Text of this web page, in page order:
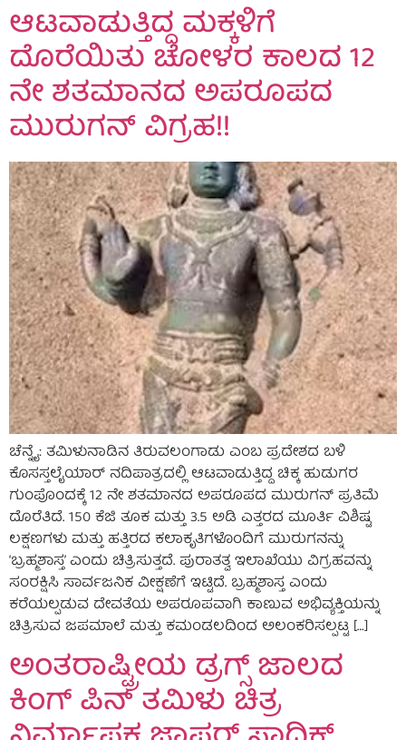
ಆಟವಾಡುತ್ತಿದ್ದ ಮಕ್ಕಳಿಗೆ
ದೊರೆಯಿತು ಚೋಳರ ಕಾಲದ 12
ನೇ ಶತಮಾನದ ಅಪರೂಪದ
ಮುರುಗನ್ ವಿಗ್ರಹ!!
ಚೆನ್ನೈ: ತಮಿಳುನಾಡಿನ ತಿರುವಲಂಗಾಡು ಎಂಬ ಪ್ರದೇಶದ ಬಳಿ
ಕೊಸಸ್ತಲೈಯಾರ್ ನದಿಪಾತ್ರದಲ್ಲಿ ಆಟವಾಡುತ್ತಿದ್ದ ಚಿಕ್ಕ ಹುಡುಗರ
ಗುಂಪೊಂದಕ್ಕೆ 12 ನೇ ಶತಮಾನದ ಅಪರೂಪದ ಮುರುಗನ್ ಪ್ರತಿಮೆ
ದೊರೆತಿದೆ. 150 ಕೆಜಿ ತೂಕ ಮತ್ತು 3.5 ಅಡಿ ಎತ್ತರದ ಮೂರ್ತಿ ವಿಶಿಷ್ಟ
ಲಕ್ಷಣಗಳು ಮತ್ತು ಹತ್ತಿರದ ಕಲಾಕೃತಿಗಳೊಂದಿಗೆ ಮುರುಗನನ್ನು
‘ಬ್ರಹ್ಮಶಾಸ್ತ’ ಎಂದು ಚಿತ್ರಿಸುತ್ತದೆ. ಪುರಾತತ್ವ ಇಲಾಖೆಯು ವಿಗ್ರಹವನ್ನು
ಸಂರಕ್ಷಿಸಿ ಸಾರ್ವಜನಿಕ ವೀಕ್ಷಣೆಗೆ ಇಟ್ಟಿದೆ. ಬ್ರಹ್ಮಶಾಸ್ತ ಎಂದು
ಕರೆಯಲ್ಪಡುವ ದೇವತೆಯ ಅಪರೂಪವಾಗಿ ಕಾಣುವ ಅಭಿವ್ಯಕ್ತಿಯನ್ನು
ಚಿತ್ರಿಸುವ ಜಪಮಾಲೆ ಮತ್ತು ಕಮಂಡಲದಿಂದ ಅಲಂಕರಿಸಲ್ಪಟ್ಟ […]
ಅಂತರಾಷ್ಟ್ರೀಯ ಡ್ರಗ್ಸ್ ಜಾಲದ
ಕಿಂಗ್ ಪಿನ್ ತಮಿಳು ಚಿತ್ರ